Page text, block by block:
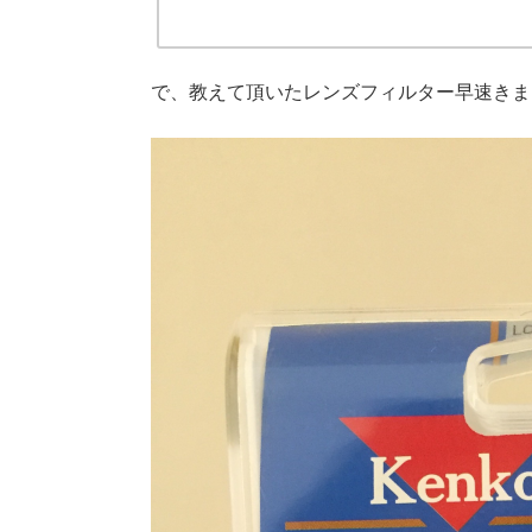
で、教えて頂いたレンズフィルター早速き